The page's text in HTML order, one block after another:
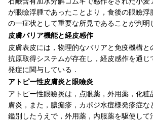
が眼瞼浮腫であったことより，食後の眼瞼浮
の一症状として重要な所見であることが判明
皮膚バリア機能と経皮感作
皮膚表皮には，物理的なバリアと免疫機構と
抗原取得システムが存在し，経皮感作を通じ
発症に関与している．
アトピー性皮膚炎と眼瞼炎
アトピー性眼瞼炎は，点眼薬，外用薬，化粧
膚炎，また，膿痂疹，カポジ水痘様発疹症な
鑑別したうえで，外用薬，内服薬を駆使して